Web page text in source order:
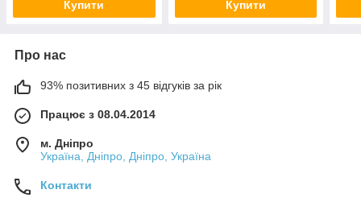
Купити Купити
Про нас
93% позитивних з 45 відгуків за рік
Працює з 08.04.2014
м. Дніпро
Україна, Дніпро, Дніпро, Україна
Контакти